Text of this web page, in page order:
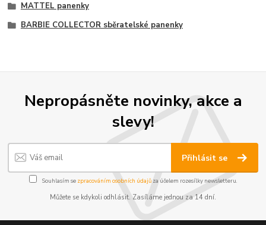
MATTEL panenky
BARBIE COLLECTOR sběratelské panenky
Nepropásněte novinky, akce a
slevy!
Přihlásit se
Souhlasím se zpracováním osobních údajůza účelem rozesílky newsletteru.
Můžete se kdykoli odhlásit. Zasíláme jednou za 14 dní.